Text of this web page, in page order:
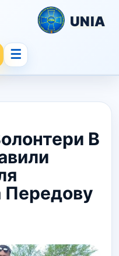
UNIA
☰
В
Передову